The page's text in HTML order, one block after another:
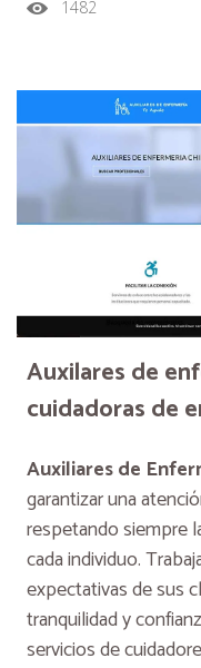
1482
Auxilares de
cuidadoras de
Auxiliares de
garantizar una
respetando siempre
cada individuo.
expectativas de sus
tranquilidad y
servicios de